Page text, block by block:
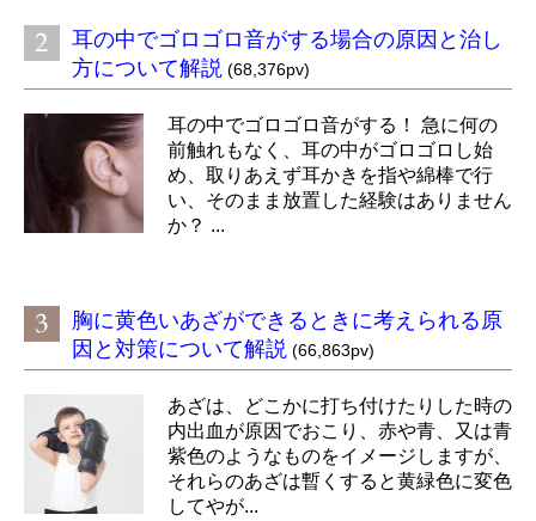
耳の中でゴロゴロ音がする場合の原因と治し
方について解説 (68,376pv)
耳の中でゴロゴロ音がする！ 急に何の
前触れもなく、耳の中がゴロゴロし始
め、取りあえず耳かきを指や綿棒で行
い、そのまま放置した経験はありません
か？ ...
胸に黄色いあざができるときに考えられる原
因と対策について解説 (66,863pv)
あざは、どこかに打ち付けたりした時の
内出血が原因でおこり、赤や青、又は青
紫色のようなものをイメージしますが、
それらのあざは暫くすると黄緑色に変色
してやが...